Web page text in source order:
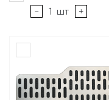
-
1 шт +